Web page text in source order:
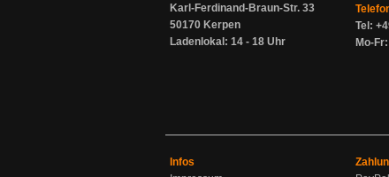
Karl-Ferdinand-Braun-Str. 33
50170 Kerpen
Ladenlokal: 14 - 18 Uhr
Tel:
Mo-
Infos